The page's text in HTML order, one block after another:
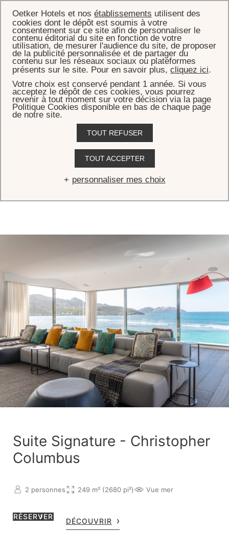
ACCUEIL CHAMBRES, SUITES & VILLAS
Luxe etsérénitéen bord de mer
Érigées sur le rocher, bordant la plage ou subtilement nichées au
cœur de jardins luxuriants, l’Eden Rock – St Barths offre 37
chambres, suites et villas d’exception. Habillé d’un savant mélange
de matériaux, d’œuvres d’art et de livres, chacun de ces espaces
ultra-luxueux se distingue par des attentions personnalisées et de
délicates surprises.
Suite Signature - Christopher
Columbus
2 personnes 249 m² (2680 pi²) Vue mer
RÉSERVER
DÉCOUVRIR
Oetker Hotels et nosétablissements utilisent des
cookies dont le dépôt est soumis à votre
consentement sur ce site afin de personnaliser le
contenu éditorial du site en fonction de votre
utilisation, de mesurer l'audience du site, de proposer
de la publicité personnalisée et de partager du
contenu sur les réseaux sociaux ou plateformes
présents sur le site. Pour en savoir plus,cliquez ici.
Votre choix est conservé pendant 1 année. Si vous
acceptez le dépôt de ces cookies, vous pourrez
revenir à tout moment sur votre décision via la page
Politique Cookies disponible en bas de chaque page
de notre site.
TOUT REFUSER
TOUT ACCEPTER
personnaliser mes choix